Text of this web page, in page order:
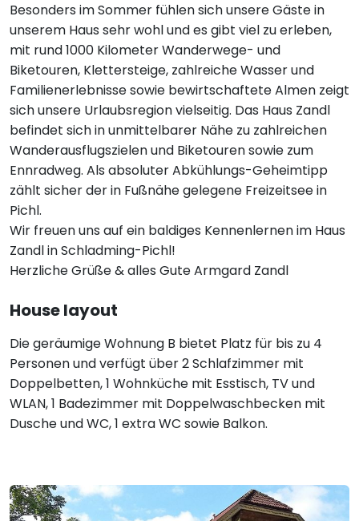
Besonders im Sommer fühlen sich unsere Gäste in
unserem Haus sehr wohl und es gibt viel zu erleben,
mit rund 1000 Kilometer Wanderwege- und
Biketouren, Klettersteige, zahlreiche Wasser und
Familienerlebnisse sowie bewirtschaftete Almen zeigt
sich unsere Urlaubsregion vielseitig. Das Haus Zandl
befindet sich in unmittelbarer Nähe zu zahlreichen
Wanderausflugszielen und Biketouren sowie zum
Ennradweg. Als absoluter Abkühlungs-Geheimtipp
zählt sicher der in Fußnähe gelegene Freizeitsee in
Pichl.
Wir freuen uns auf ein baldiges Kennenlernen im Haus
Zandl in Schladming-Pichl!
Herzliche Grüße & alles Gute Armgard Zandl
House layout
Die geräumige Wohnung B bietet Platz für bis zu 4
Personen und verfügt über 2 Schlafzimmer mit
Doppelbetten, 1 Wohnküche mit Esstisch, TV und
WLAN, 1 Badezimmer mit Doppelwaschbecken mit
Dusche und WC, 1 extra WC sowie Balkon.